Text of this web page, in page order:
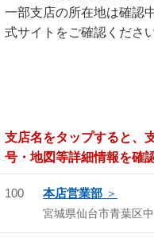
一部支店の所在地は確認
式サイトをご確認ください
支店名をタップすると、
号・地図等詳細情報を確
100 本店営業部
宮城県仙台市青葉区中